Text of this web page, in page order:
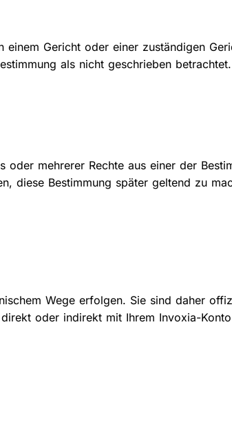
Gericht oder einer zuständigen
als nicht geschrieben betrachtet.
mehrerer Rechte aus einer der
diese Bestimmung später geltend zu
Wege erfolgen. Sie sind daher
oder indirekt mit Ihrem Invoxia-